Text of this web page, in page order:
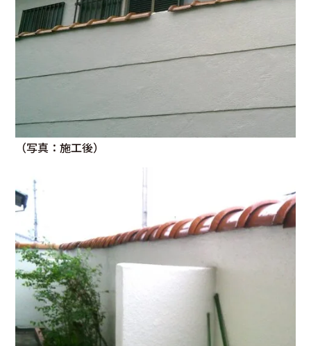
（写真：施工後）